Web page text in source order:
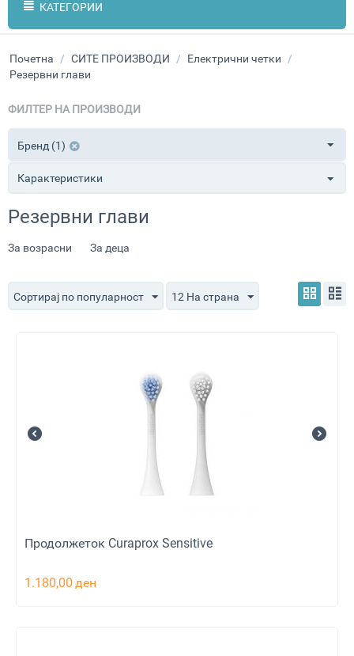
КАТЕГОРИИ
Почетна / СИТЕ ПРОИЗВОДИ / Електрични четки /
Резервни глави
ФИЛТЕР НА ПРОИЗВОДИ
Бренд (1)
Карактеристики
Резервни глави
За возрасни За деца
Сортирај по популарност 12 На страна
Продолжеток Curaprox Sensitive
1.180,00 ден